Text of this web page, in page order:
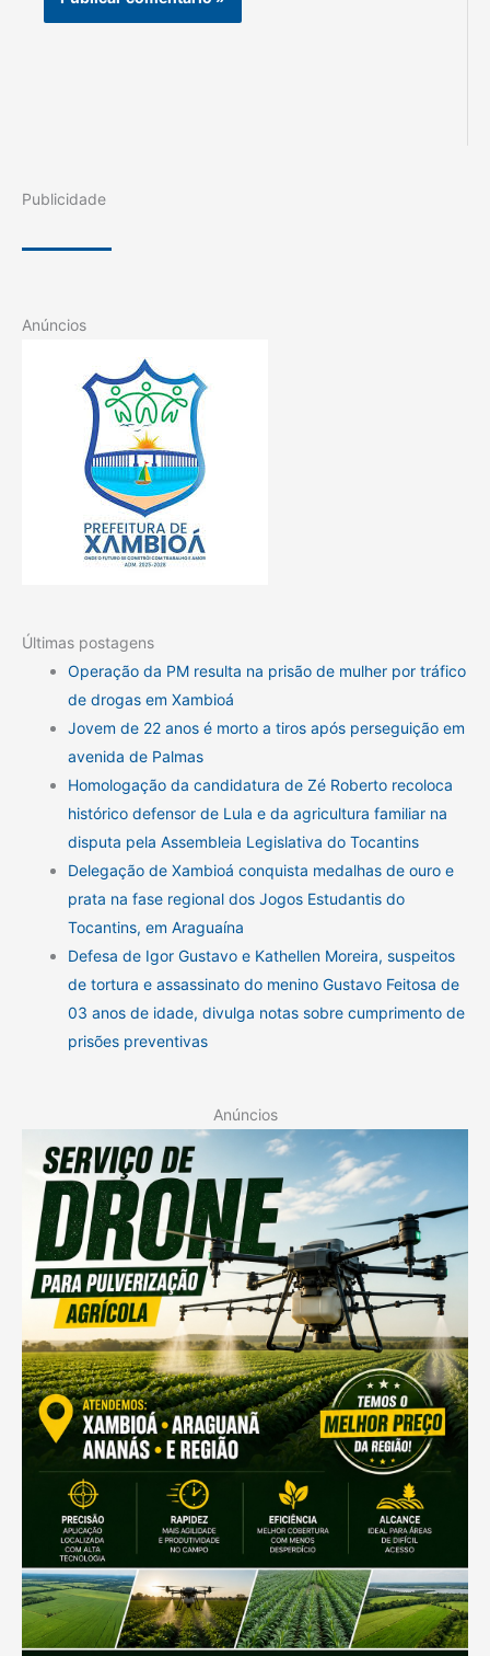
Publicidade
Anúncios
Últimas postagens
Operação da PM resulta na prisão de mulher por tráfico
de drogas em Xambioá
Jovem de 22 anos é morto a tiros após perseguição em
avenida de Palmas
Homologação da candidatura de Zé Roberto recoloca
histórico defensor de Lula e da agricultura familiar na
disputa pela Assembleia Legislativa do Tocantins
Delegação de Xambioá conquista medalhas de ouro e
prata na fase regional dos Jogos Estudantis do
Tocantins, em Araguaína
Defesa de Igor Gustavo e Kathellen Moreira, suspeitos
de tortura e assassinato do menino Gustavo Feitosa de
03 anos de idade, divulga notas sobre cumprimento de
prisões preventivas
Anúncios